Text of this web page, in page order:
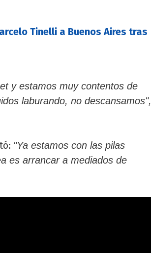
Tinelli a Buenos Aires tras
y estamos muy contentos de
laburando, no descansamos",
"Ya estamos con las pilas
es arrancar a mediados de